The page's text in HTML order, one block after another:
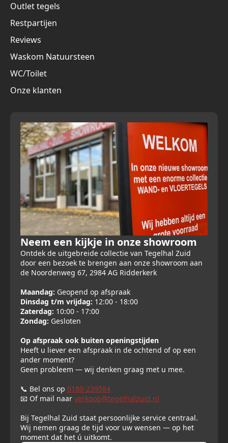
Outlet tegels
Restpartijen
Reviews
Waskom Natuursteen
WC/Toilet
Onze klanten
Neem een kijkje in onze showroom
Ontdek de uitgebreide collectie van Tegelhal Zuid
door een bezoek te brengen aan onze showroom aan
de Noordenweg 67, 2984 AG Ridderkerk
Maandag: Geopend op afspraak
Dinsdag t/m vrijdag: 12:00 - 18:00
Zaterdag: 10:00 - 17:00
Zondag: Gesloten
Op afspraak ook buiten openingstijden
Heeft u liever een afspraak in de ochtend of op een
ander moment?
Geen probleem — wij denken graag met u mee.
📞 Bel ons op 0180-239584
📧 Of mail naar verkoop@tegelhalzuid.nl
Bij Tegelhal Zuid staat persoonlijke service centraal.
Wij nemen graag de tijd voor uw wensen — op het
moment dat het ú uitkomt.